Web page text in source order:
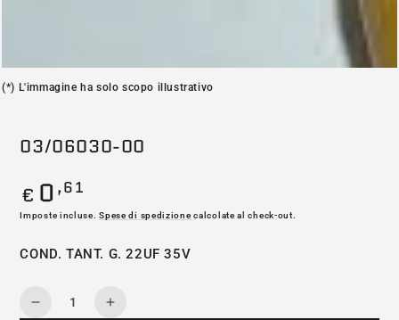
(*) L'immagine ha solo scopo illustrativo
03/06030-00
Prezzo
regolare
€ 0 ,61
Imposte incluse.Spese di spedizione calcolate al check-out.
COND. TANT. G. 22UF 35V
Quantità
DiminuisceAumenta